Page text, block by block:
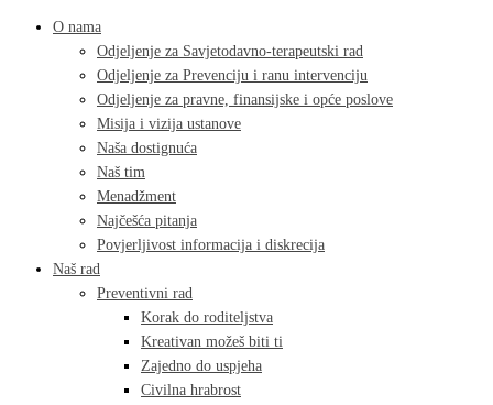
O nama
Odjeljenje za Savjetodavno-terapeutski rad
Odjeljenje za Prevenciju i ranu intervenciju
Odjeljenje za pravne, finansijske i opće poslove
Misija i vizija ustanove
Naša dostignuća
Naš tim
Menadžment
Najčešća pitanja
Povjerljivost informacija i diskrecija
Naš rad
Preventivni rad
Korak do roditeljstva
Kreativan možeš biti ti
Zajedno do uspjeha
Civilna hrabrost